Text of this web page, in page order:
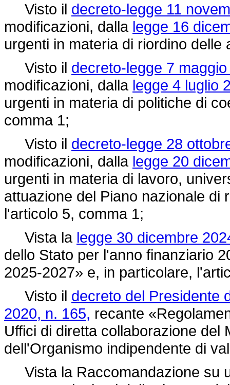
Visto il decreto-legge 11
modificazioni, dalla legge 16
urgenti in materia di riordino delle
Visto il decreto-legge 7
modificazioni, dalla legge 4 luglio
urgenti in materia di politiche di
comma 1;
Visto il decreto-legge 28
modificazioni, dalla legge 20
urgenti in materia di lavoro,
attuazione del Piano nazionale di
l'articolo 5, comma 1;
Vista la legge 30 dicembre
dello Stato per l'anno finanziario
2025-2027» e, in particolare,
Visto il decreto del Presidente
2020, n. 165, recante
Uffici di diretta collaborazione del
dell'Organismo indipendente di
Vista la Raccomandazione su